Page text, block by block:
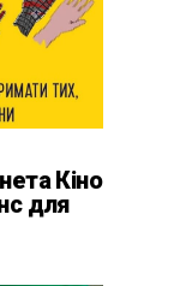
Кіно
для